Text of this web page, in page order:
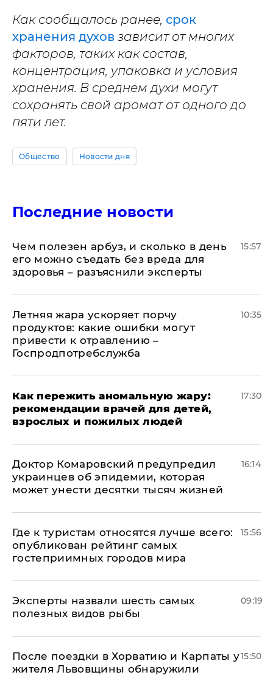
Как сообщалось ранее, срок
хранения духов зависит от многих
факторов, таких как состав,
концентрация, упаковка и условия
хранения. В среднем духи могут
сохранять свой аромат от одного до
пяти лет.
Общество Новости дня
Последние новости
Чем полезен арбуз, и сколько в день
его можно съедать без вреда для
здоровья – разъяснили эксперты
15:57
Летняя жара ускоряет порчу
продуктов: какие ошибки могут
привести к отравлению –
Госпродпотребслужба
10:35
Как пережить аномальную жару:
рекомендации врачей для детей,
взрослых и пожилых людей
17:30
Доктор Комаровский предупредил
украинцев об эпидемии, которая
может унести десятки тысяч жизней
16:14
Где к туристам относятся лучше всего:
опубликован рейтинг самых
гостеприимных городов мира
15:56
Эксперты назвали шесть самых
полезных видов рыбы
09:19
После поездки в Хорватию и Карпаты у
жителя Львовщины обнаружили
15:50